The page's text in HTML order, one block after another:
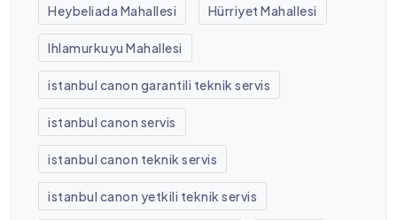
Heybeliada Mahallesi Hürriyet Mahallesi
Ihlamurkuyu Mahallesi
istanbul canon garantili teknik servis
istanbul canon servis
istanbul canon teknik servis
istanbul canon yetkili teknik servis